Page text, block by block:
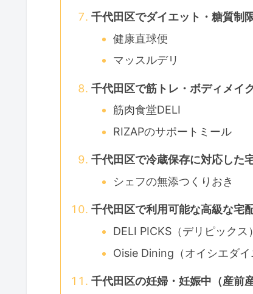
千代田区でダイエット・糖質制
健康直球便
マッスルデリ
千代田区で筋トレ・ボディメイ
筋肉食堂DELI
RIZAPのサポートミール
千代田区で冷蔵保存に対応した
シェフの無添つくりおき
千代田区で利用可能な高級な宅
DELI PICKS（デリピックス）
Oisie Dining（オイシエダイ
千代田区の妊婦・妊娠中（産前